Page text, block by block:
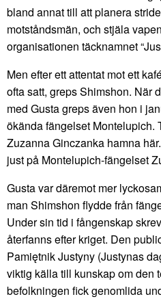
bland annat till att planera
motståndsmän, och stjäla
organisationen täcknamnet
Men efter ett attentat mot ett
ofta satt, greps Shimshon. När
med Gusta greps även hon i
ökända fängelset Montelupich.
Zuzanna Ginczanka hamna
just på Montelupich-fängelset
Gusta var däremot mer
man Shimshon flydde från
Under sin tid i fångenskap
återfanns efter kriget. Den
Pamiętnik Justyny (Justynas
viktig källa till kunskap om den
befolkningen fick genomlida